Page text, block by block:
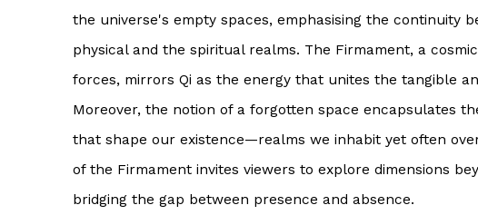
the universe's empty spaces, emphasising the continuity
physical and the spiritual realms. The Firmament, a
forces, mirrors Qi as the energy that unites the tangible
Moreover, the notion of a forgotten space encapsulates
that shape our existence—realms we inhabit yet often
of the Firmament invites viewers to explore dimensions
bridging the gap between presence and absence.